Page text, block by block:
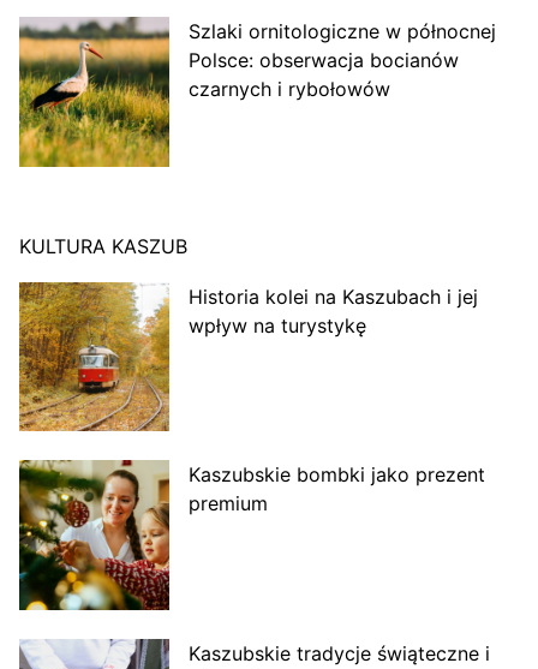
Szlaki ornitologiczne w północnej
Polsce: obserwacja bocianów
czarnych i rybołowów
KULTURA KASZUB
Historia kolei na Kaszubach i jej
wpływ na turystykę
Kaszubskie bombki jako prezent
premium
Kaszubskie tradycje świąteczne i